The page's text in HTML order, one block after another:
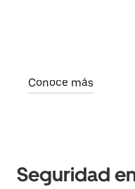
Conoce más
Seguridad